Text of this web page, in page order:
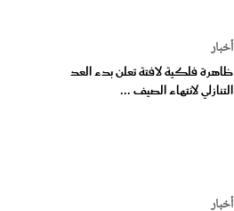
أخبار
ظاهرة فلكية لافتة تعلن بدء العد
التنازلي لانتهاء الصيف ...
أخبار